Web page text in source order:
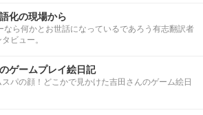
化の現場から
なら何かとお世話になっているであろう有志翻訳者
ビュー。
ゲームプレイ絵日記
スパの顔！どこかで見かけた吉田さんのゲーム絵日